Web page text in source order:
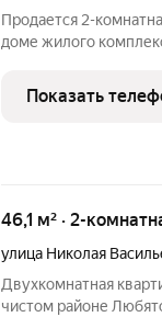
Продается 2-комнатная
доме жилого
выгодны. Это
доме по наиболее
Показать
46,1 м² · 2-
улица Николая
Двухкомнатная
чистом районе